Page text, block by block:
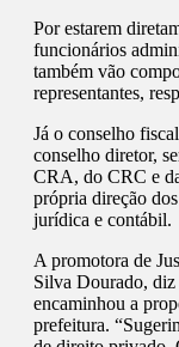
Por estarem
funcionários
também vão
representantes,
Já o conselho
conselho diretor,
CRA, do CRC e
própria direção
jurídica e contábil.
A promotora de
Silva Dourado, diz
encaminhou a
prefeitura.